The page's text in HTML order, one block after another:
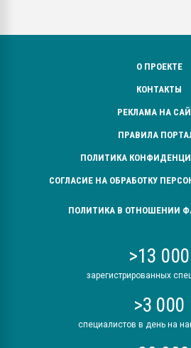
О ПРОЕКТЕ
КОНТАКТЫ
РЕКЛАМА НА
ПРАВИЛА
ПОЛИТИКА
СОГЛАСИЕ НА ОБРАБОТКУ
ПОЛИТИКА В ОТНОШЕНИИ
>13 000
зарегистрированных
>3 000
специалистов в день на